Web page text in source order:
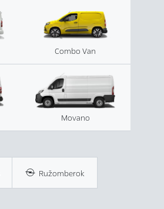
Combo Van
Movano
Ružomberok